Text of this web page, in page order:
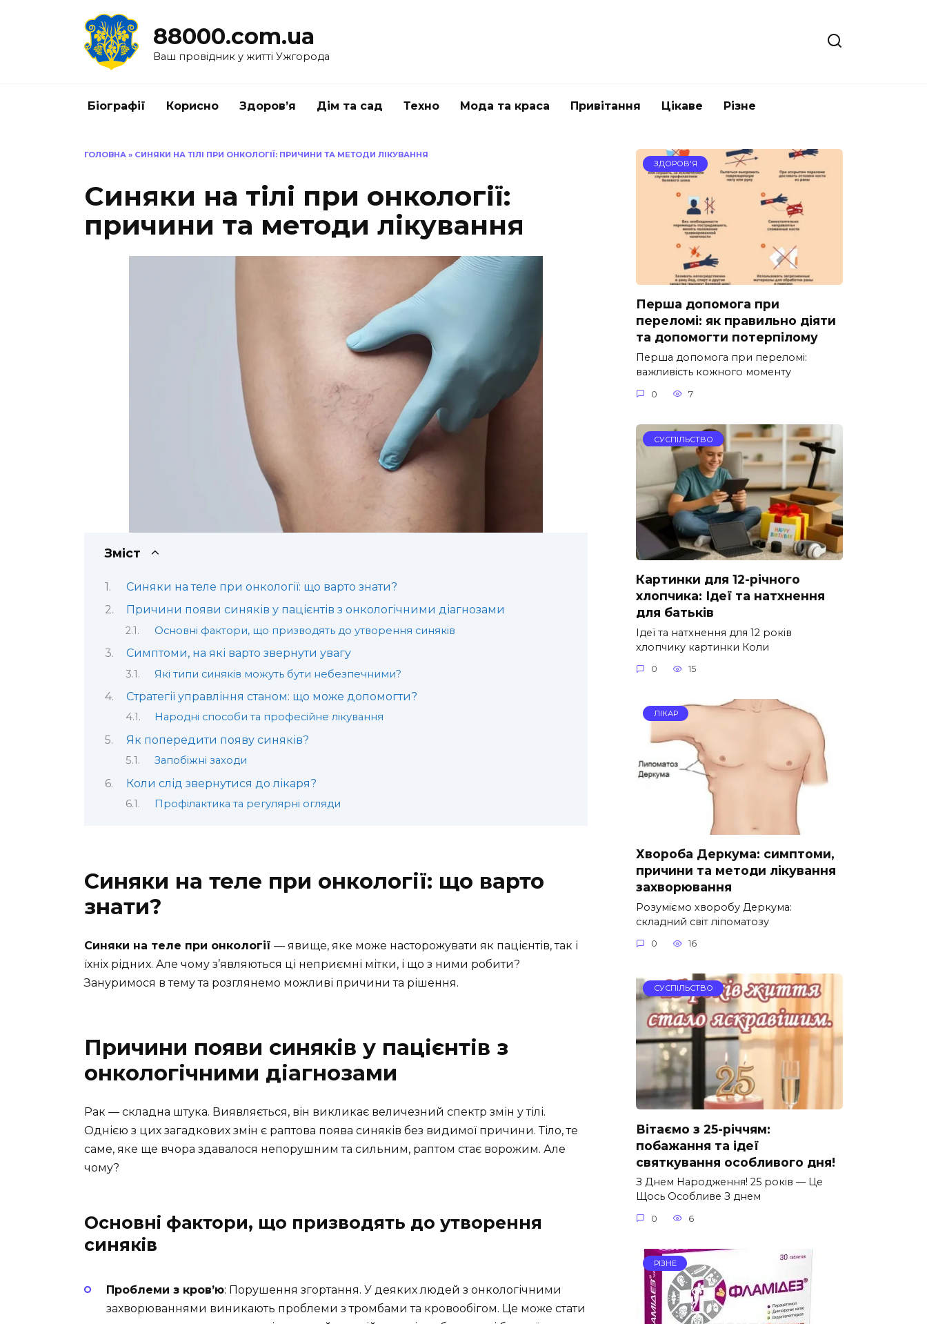
88000.com.ua
Ваш провідник у житті Ужгорода
Біографії Корисно Здоров’я Дім та сад Техно Мода та краса Привітання Цікаве Різне
ГОЛОВНА » СИНЯКИ НА ТІЛІ ПРИ ОНКОЛОГІЇ: ПРИЧИНИ ТА МЕТОДИ ЛІКУВАННЯ
Синяки на тілі при онкології:
причини та методи лікування
Зміст
Синяки на теле при онкології: що варто знати?
Причини появи синяків у пацієнтів з онкологічними діагнозами
Основні фактори, що призводять до утворення синяків
Симптоми, на які варто звернути увагу
Які типи синяків можуть бути небезпечними?
Стратегії управління станом: що може допомогти?
Народні способи та професійне лікування
Як попередити появу синяків?
Запобіжні заходи
Коли слід звернутися до лікаря?
Профілактика та регулярні огляди
Синяки на теле при онкології: що варто
знати?
Синяки на теле при онкології — явище, яке може насторожувати як пацієнтів, так і
їхніх рідних. Але чому з’являються ці неприємні мітки, і що з ними робити?
Зануримося в тему та розглянемо можливі причини та рішення.
Причини появи синяків у пацієнтів з
онкологічними діагнозами
Рак — складна штука. Виявляється, він викликає величезний спектр змін у тілі.
Однією з цих загадкових змін є раптова поява синяків без видимої причини. Тіло, те
саме, яке ще вчора здавалося непорушним та сильним, раптом стає ворожим. Але
чому?
Основні фактори, що призводять до утворення
синяків
Проблеми з кров’ю: Порушення згортання. У деяких людей з онкологічними
захворюваннями виникають проблеми з тромбами та кровообігом. Це може стати
ЗДОРОВ'Я
Перша допомога при
переломі: як правильно діяти
та допомогти потерпілому
Перша допомога при переломі:
важливість кожного моменту
0 7
СУСПІЛЬСТВО
Картинки для 12-річного
хлопчика: Ідеї та натхнення
для батьків
Ідеї та натхнення для 12 років
хлопчику картинки Коли
0 15
ЛІКАР
Хвороба Деркума: симптоми,
причини та методи лікування
захворювання
Розуміємо хворобу Деркума:
складний світ ліпоматозу
0 16
СУСПІЛЬСТВО
Вітаємо з 25-річчям:
побажання та ідеї
святкування особливого дня!
З Днем Народження! 25 років — Це
Щось Особливе З днем
0 6
РІЗНЕ